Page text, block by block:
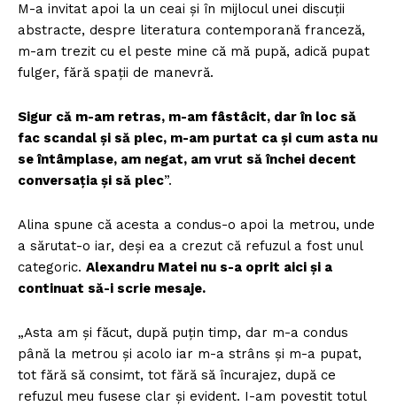
M-a invitat apoi la un ceai și în mijlocul unei discuții
abstracte, despre literatura contemporană franceză,
m-am trezit cu el peste mine că mă pupă, adică pupat
fulger, fără spații de manevră.
Sigur că m-am retras, m-am fâstâcit, dar în loc să
fac scandal și să plec, m-am purtat ca și cum asta nu
se întâmplase, am negat, am vrut să închei decent
conversația și să plec”.
Alina spune că acesta a condus-o apoi la metrou, unde
a sărutat-o iar, deși ea a crezut că refuzul a fost unul
categoric. Alexandru Matei nu s-a oprit aici și a
continuat să-i scrie mesaje.
„Asta am și făcut, după puțin timp, dar m-a condus
până la metrou și acolo iar m-a strâns și m-a pupat,
tot fără să consimt, tot fără să încurajez, după ce
refuzul meu fusese clar și evident. I-am povestit totul